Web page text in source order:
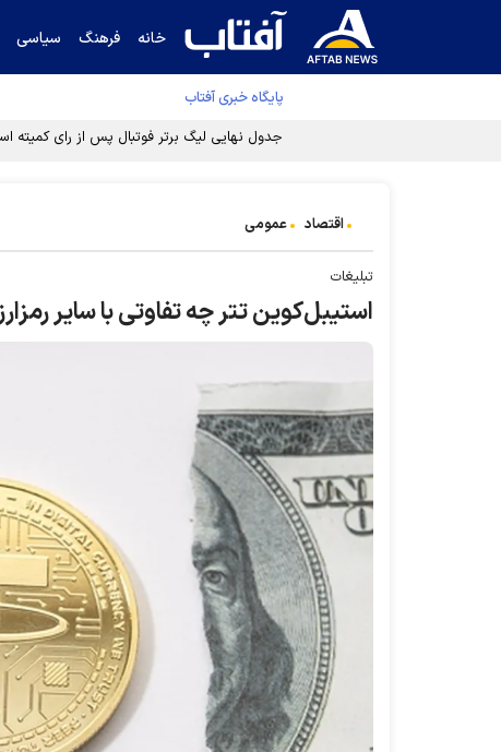
خانه فرهنگ سیاسی
پایگاه خبری آفتاب
جدول نهایی لیگ برتر فوتبال پس از رای کمیته
اقتصاد عمومی
تبلیغات
استیبل‌کوین تتر چه تفاوتی با سایر